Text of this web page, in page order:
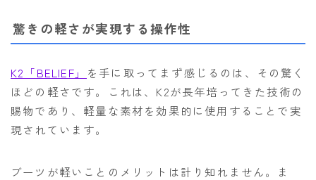
驚きの軽さが実現する操作性
K2「BELIEF」 を手に取ってまず感じるのは、その驚く
ほどの軽さです。これは、K2が長年培ってきた技術の
賜物であり、軽量な素材を効果的に使用することで実
現されています。
ブーツが軽いことのメリットは計り知れません。ま